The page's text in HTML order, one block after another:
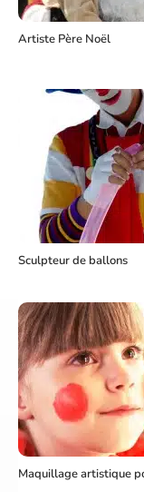
Artiste Père Noël
Sculpteur de ballons
Maquillage artistique